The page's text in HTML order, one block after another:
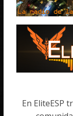
En EliteESP